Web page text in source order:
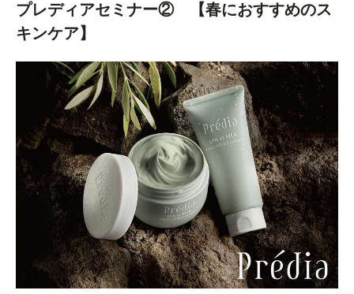
プレディアセミナー② 【春におすすめのス
キンケア】